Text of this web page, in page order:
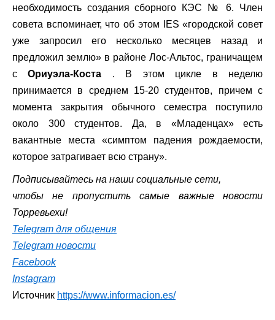
необходимость создания сборного КЭС № 6. Член
совета вспоминает, что об этом IES «городской совет
уже запросил его несколько месяцев назад и
предложил землю» в районе Лос-Альтос, граничащем
сОриуэла-Коста . В этом цикле в неделю
принимается в среднем 15-20 студентов, причем с
момента закрытия обычного семестра поступило
около 300 студентов. Да, в «Младенцах» есть
вакантные места «симптом падения рождаемости,
которое затрагивает всю страну».
Подписывайтесь на наши социальные сети,
чтобы не пропустить самые важные новости
Торревьехи!
Telegram для общения
Telegram новости
Facebook
Instagram
Источник https://www.informacion.es/